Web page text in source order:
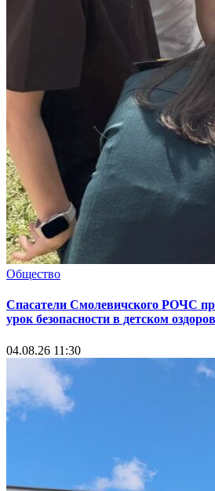
Общество
Спасатели Смолевичского РОЧС
урок безопасности в детском
04.08.26 11:30